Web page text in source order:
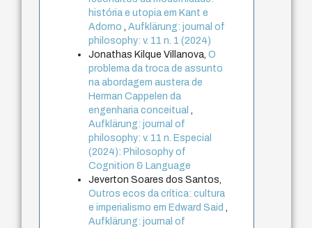
história e utopia em Kant e
Adorno,Aufklärung: journal of
philosophy: v. 11 n. 1 (2024)
Jonathas Kilque Villanova,O
problema da troca de assunto
na abordagem austera de
Herman Cappelen da
engenharia conceitual,
Aufklärung: journal of
philosophy: v. 11 n. Especial
(2024): Philosophy of
Cognition & Language
Jeverton Soares dos Santos,
Outros ecos da crítica: cultura
e imperialismo em Edward Said,
Aufklärung: journal of